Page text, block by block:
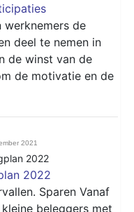
werknemers de
deel te nemen in
de winst van de
de motivatie en de
2021
2022
2022
Sparen Vanaf
beleggers met